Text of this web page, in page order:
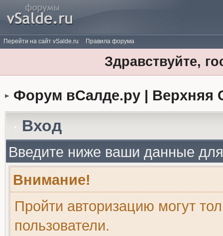
Перейти на сайт vSalde.ru Правила форума
Здравствуйте,
Форум вСалде.ру | Верхняя
Вход
Введите ниже ваши данные
Внимание!
Пройти авторизацию могут
пользователи.